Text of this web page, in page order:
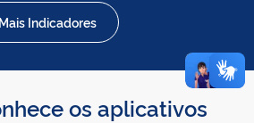
Mais Indicadores
os aplicativos